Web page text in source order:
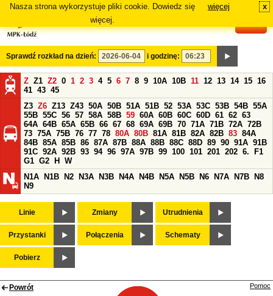
Nasza strona wykorzystuje pliki cookie. Dowiedz się
więcej.
więcej x
Sprawdź rozkład na dzień: i godzinę:
Z Z1 Z2 0 1 2 3 4 5 6 7 8 9 10A 10B 11 12 13 14 15 16
41 43 45
Z3 Z6 Z13 Z43 50A 50B 51A 51B 52 53A 53C 53B 54B 55A
55B 55C 56 57 58A 58B 59 60A 60B 60C 60D 61 62 63
64A 64B 65A 65B 66 67 68 69A 69B 70 71A 71B 72A 72B
73 75A 75B 76 77 78 80A 80B 81A 81B 82A 82B 83 84A
84B 85A 85B 86 87A 87B 88A 88B 88C 88D 89 90 91A 91B
91C 92A 92B 93 94 96 97A 97B 99 100 101 201 202 6.
F1
G1 G2 H
W
N1A
N1B N2 N3A N3B N4A N4B N5A N5B N6 N7A N7B
N8
N9
Linie Zmiany Utrudnienia
Przystanki Połączenia Schematy
Pobierz
Powrót Pomoc